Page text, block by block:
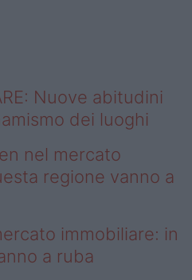
Nuove abitudini
dei luoghi
nel mercato
regione vanno a
immobiliare: in
a ruba